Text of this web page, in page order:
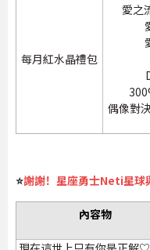
每月紅水晶禮包
愛之
偶像對
⭐謝謝！星座勇士Neti星球
內容物